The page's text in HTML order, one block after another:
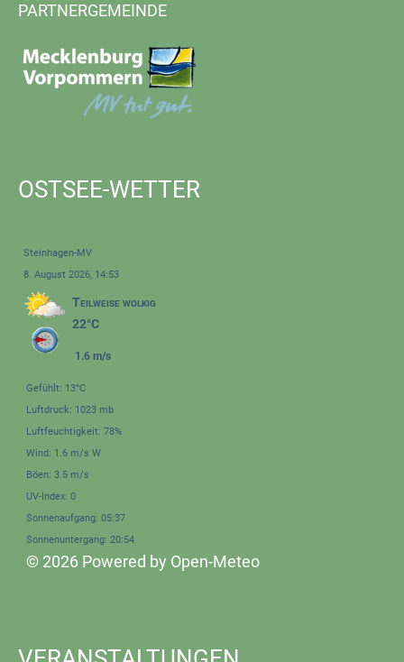
PARTNERGEMEINDE
OSTSEE-WETTER
Steinhagen-MV
8. August 2026, 14:53
Teilweise wolkig
22°C
1.6 m/s
Gefühlt: 13°C
Luftdruck: 1023 mb
Luftfeuchtigkeit: 78%
Wind: 1.6 m/s W
Böen: 3.5 m/s
UV-Index: 0
Sonnenaufgang: 05:37
Sonnenuntergang: 20:54
© 2026 Powered by Open-Meteo